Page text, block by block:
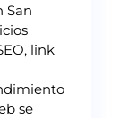
San
link
se